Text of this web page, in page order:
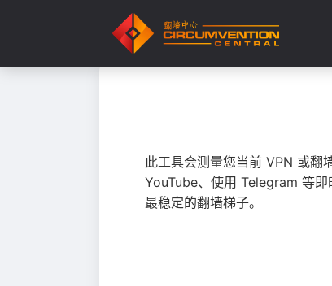
此工具会测量您当前 VPN 或翻
YouTube、使用 Telegram 等即
最稳定的翻墙梯子。